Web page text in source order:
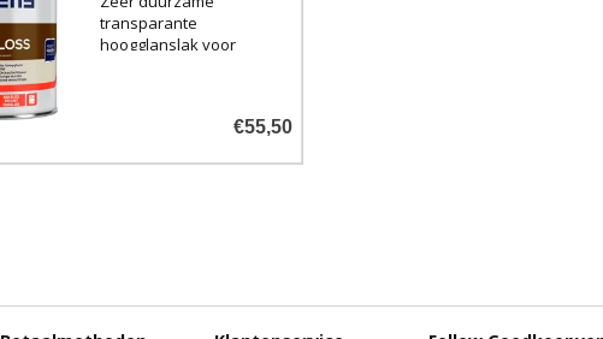
transparante
hoogglanslak voor
€55,50